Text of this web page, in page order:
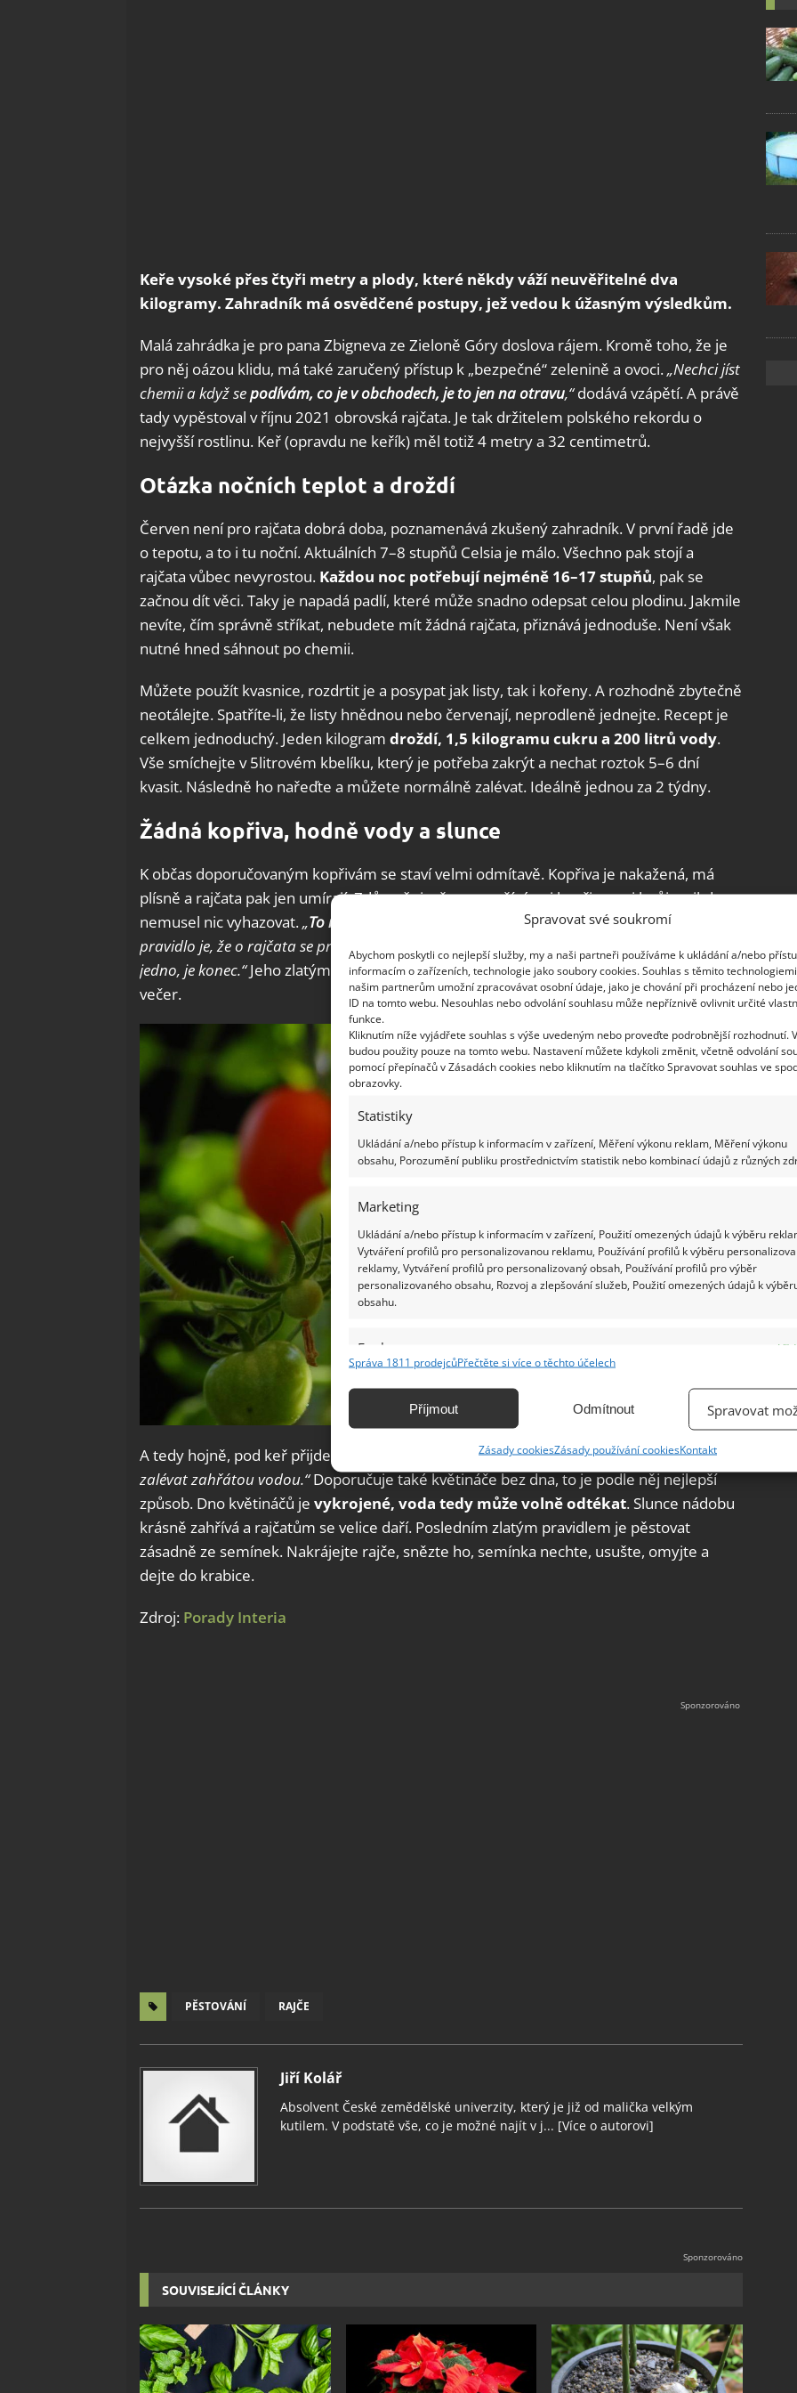
Spravovat své soukromí
Abychom poskytli co nejlepší služby, my a naši partneři používáme k ukládání a/nebo
informacím o zařízeních, technologie jako soubory cookies. Souhlas s těmito
našim partnerům umožní zpracovávat osobní údaje, jako je chování při procházení nebo
ID na tomto webu. Nesouhlas nebo odvolání souhlasu může nepříznivě ovlivnit určité
funkce.
Kliknutím níže vyjádřete souhlas s výše uvedeným nebo proveďte podrobnější rozhodnutí.
budou použity pouze na tomto webu. Nastavení můžete kdykoli změnit, včetně odvolání
pomocí přepínačů v Zásadách cookies nebo kliknutím na tlačítko Spravovat souhlas ve
obrazovky.
Statistiky
Ukládání a/nebo přístup k informacím v zařízení, Měření výkonu reklam, Měření výkonu
obsahu, Porozumění publiku prostřednictvím statistik nebo kombinací údajů z různých
Marketing
Ukládání a/nebo přístup k informacím v zařízení, Použití omezených údajů k výběru
Vytváření profilů pro personalizovanou reklamu, Používání profilů k výběru
reklamy, Vytváření profilů pro personalizovaný obsah, Používání profilů pro výběr
personalizovaného obsahu, Rozvoj a zlepšování služeb, Použití omezených údajů k
obsahu.
Funkce
Identifikace zařízení na základě automaticky přenášených informací.
základě aktivně vyžádaných informací.
Zajištění bezpečnosti, předcházení a zjišťování podvodů a
odstraňování chyb, Poskytování a zobrazování reklamy a obsahu,
Ukládání a sdělování voleb ochrany osobních údajů.
Správa 1811 prodejcůPřečtěte si více o těchto účelech
Příjmout Odmítnout Spravovat
Zásady cookiesZásady používání cookiesKontakt
Keře vysoké přes čtyři metry a plody, které někdy váží neuvěřitelné dva
kilogramy. Zahradník má osvědčené postupy, jež vedou k úžasným výsledkům.
Malá zahrádka je pro pana Zbigneva ze Zieloně Góry doslova rájem. Kromě toho, že je
pro něj oázou klidu, má také zaručený přístup k „bezpečné“ zelenině a ovoci.„Nechci jíst
chemii a když sepodívám, co je v obchodech, je to jen na otravu,“dodává vzápětí. A právě
tady vypěstoval v říjnu 2021 obrovská rajčata. Je tak držitelem polského rekordu o
nejvyšší rostlinu. Keř (opravdu ne keřík) měl totiž 4 metry a 32 centimetrů.
Otázka nočních teplot a droždí
Červen není pro rajčata dobrá doba, poznamenává zkušený zahradník. V první řadě jde
o tepotu, a to i tu noční. Aktuálních 7–8 stupňů Celsia je málo. Všechno pak stojí a
rajčata vůbec nevyrostou. Každou noc potřebují nejméně 16–17 stupňů, pak se
začnou dít věci. Taky je napadá padlí, které může snadno odepsat celou plodinu. Jakmile
nevíte, čím správně stříkat, nebudete mít žádná rajčata, přiznává jednoduše. Není však
nutné hned sáhnout po chemii.
Můžete použít kvasnice, rozdrtit je a posypat jak listy, tak i kořeny. A rozhodně zbytečně
neotálejte. Spatříte-li, že listy hnědnou nebo červenají, neprodleně jednejte. Recept je
celkem jednoduchý. Jeden kilogram droždí, 1,5 kilogramu cukru a 200 litrů vody.
Vše smíchejte v 5litrovém kbelíku, který je potřeba zakrýt a nechat roztok 5–6 dní
kvasit. Následně ho nařeďte a můžete normálně zalévat. Ideálně jednou za 2 týdny.
Žádná kopřiva, hodně vody a slunce
K občas doporučovaným kopřivám se staví velmi odmítavě. Kopřiva je nakažená, má
plísně a rajčata pak jen umírají. Zdůrazňuje, že nepoužívá ani kopřivy, ani hnůj a nikdy
nemusel nic vyhazovat.„To nedovolím, jakmile se něco děje, ihned jednám. Základní
pravidlo je, že o rajčata se prostě musíte starat, hlídat je a pěstovat. Jakmile je to člověku
jedno, je konec.“Jeho zlatým pravidlem je zalévání keřů dvakrát za den, tedy ráno a
večer.
A tedy hojně, pod keř přijde minimálně kbelík vody.„Podstatná je teplota, nesmíte
zalévat zahřátou vodou.“Doporučuje také květináče bez dna, to je podle něj nejlepší
způsob. Dno květináčů je vykrojené, voda tedy může volně odtékat. Slunce nádobu
krásně zahřívá a rajčatům se velice daří. Posledním zlatým pravidlem je pěstovat
zásadně ze semínek. Nakrájejte rajče, snězte ho, semínka nechte, usušte, omyjte a
dejte do krabice.
Zdroj: Porady Interia
PĚSTOVÁNÍ RAJČE
Jiří Kolář
Absolvent České zemědělské univerzity, který je již od malička velkým
kutilem. V podstatě vše, co je možné najít v j... [Více o autorovi]
SOUVISEJÍCÍ ČLÁNKY